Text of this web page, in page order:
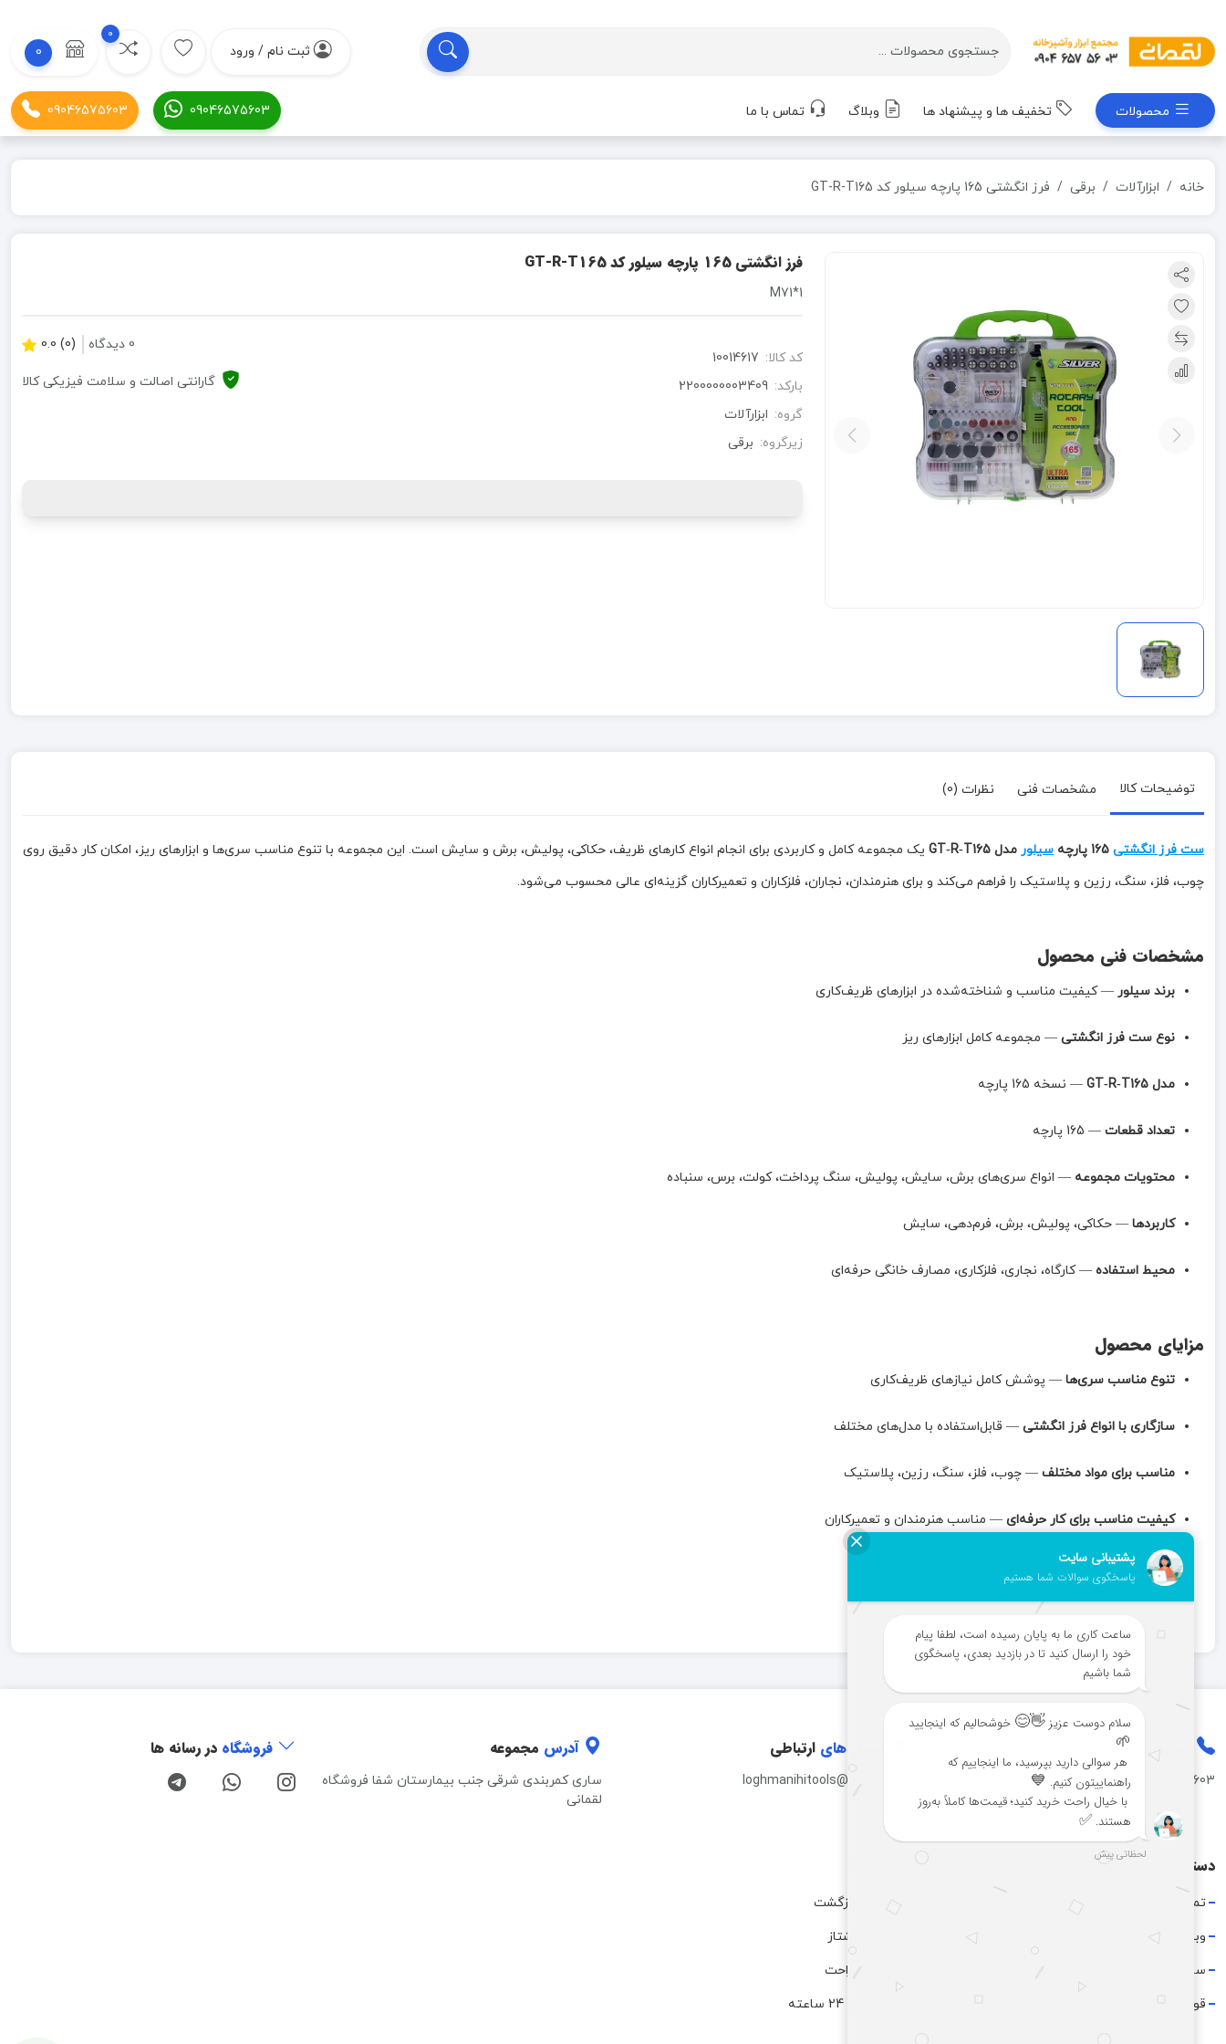
ثبت نام / ورود
0
0
محصولات تخفیف ها و پیشنهاد ها وبلاگ تماس با ما 09046575603
09046575603
خانه ابزارآلات برقی فرز انگشتی 165 پارچه سیلور کد GT-R-T165
فرز انگشتی 165 پارچه سیلور کد GT-R-T165
1*M71
کد کالا: 10014617
بارکد: 2200000003409
گروه: ابزارآلات
زیرگروه: برقی
0 دیدگاه (0) 0.0
گارانتی اصالت و سلامت فیزیکی کالا
توضیحات کالا مشخصات فنی نظرات (0)
ست فرز انگشتی سیلور مدل GT‑R‑T165
چوب، فلز، سنگ، رزین و پلاستیک را فراهم می‌کند و برای هنرمندان، نجاران، فلزکاران و تعمیرکاران گزینه‌ای عالی محسوب می‌شود.
مشخصات فنی محصول
برند سیلور — کیفیت مناسب و شناخته‌شده در ابزارهای ظریف‌کاری
نوع ست فرز انگشتی — مجموعه کامل ابزارهای ریز
مدل GT‑R‑T165 — نسخه 165 پارچه
تعداد قطعات — 165 پارچه
محتویات مجموعه — انواع سری‌های برش، سایش، پولیش، سنگ پرداخت، کولت، برس، سنباده
کاربردها — حکاکی، پولیش، برش، فرم‌دهی، سایش
محیط استفاده — کارگاه، نجاری، فلزکاری، مصارف خانگی حرفه‌ای
مزایای محصول
تنوع مناسب سری‌ها — پوشش کامل نیازهای ظریف‌کاری
سازگاری با انواع فرز انگشتی — قابل‌استفاده با مدل‌های مختلف
مناسب برای مواد مختلف — چوب، فلز، سنگ، رزین، پلاستیک
کیفیت مناسب برای کار حرفه‌ای — مناسب هنرمندان و تعمیرکاران
عرضه در ابزار لقمانی — تضمین اصالت و کیفیت
شماره هایارتباطی
09046575603
-
ایمیل های ارتباطی
loghmanihitools@gmail.com
آدرس مجموعه
ساری کمربندی شرقی جنب بیمارستان شفا فروشگاه
لقمانی
فروشگاه در رسانه ها
دسترسی سریع
تماس با ما
وبلاگ
سوالات متداول
قوانین و مقررات
ضمانت بازگشت
ارسال پیشتاز
مرجوعی راحت